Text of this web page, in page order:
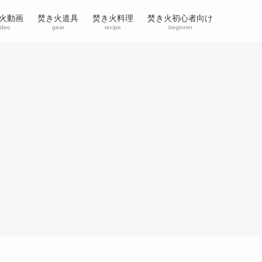
動画 焚き火道具
gear
焚き火料理
recipe
焚き火初心者向け
beginner